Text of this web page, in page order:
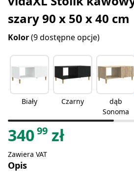
szary 90 x 50 x 40 cm
Kolor(9 dostępne opcje)
Biały Czarny
dąb
Sonoma
34099 zł
Zawiera VAT
Opis